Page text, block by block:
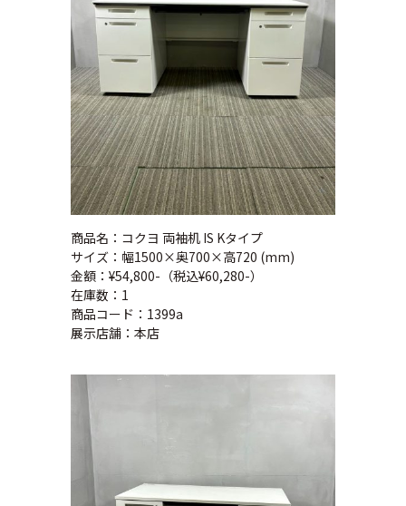
商品名：コクヨ 両袖机 IS Kタイプ
サイズ：幅1500×奥700×高720 (mm)
金額：¥54,800-（税込¥60,280-）
在庫数：1
商品コード：1399a
展示店舗：本店